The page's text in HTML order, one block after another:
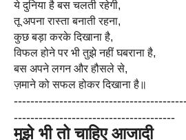
ये दुनिया है बस चलती रहेगी,
तू अपना रास्ता बनाती रहना,
कुछ बड़ा करके दिखाना है,
विफल होने पर भी तुझे नहीं घबराना है,
बस अपने लगन और हौसले से,
ज़माने को सफल होकर दिखाना है॥
------------------------------
---------------------------------------
मुझे भी तो चाहिए आजादी